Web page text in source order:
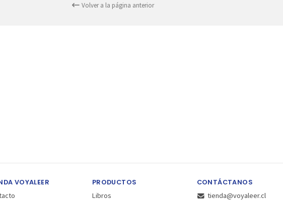
Volver a la página anterior
VOYALEER PRODUCTOS
Libros
CONTÁCTANOS
tienda@voyaleer.cl